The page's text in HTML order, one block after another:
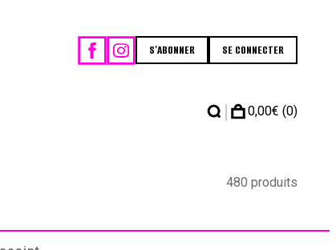
S'ABONNER SE CONNECTER
| 0,00€ (0)
480 produits